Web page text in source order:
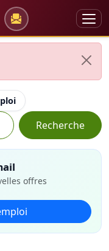
Recherche
offres